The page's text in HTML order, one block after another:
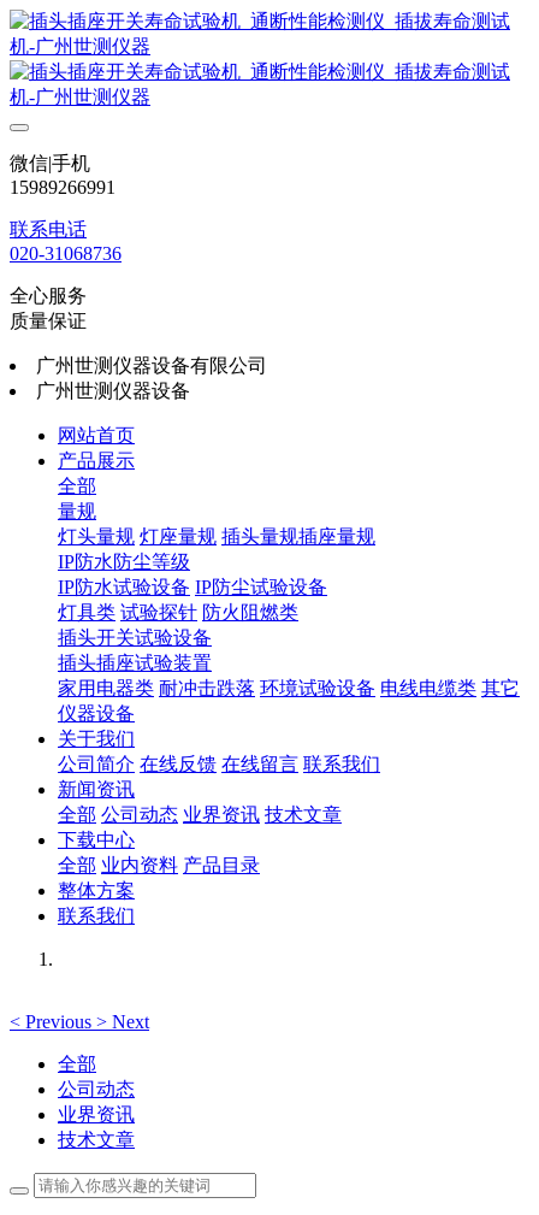
微信|手机
15989266991
联系电话
020-31068736
全心服务
质量保证
广州世测仪器设备有限公司
广州世测仪器设备
网站首页
产品展示
全部
量规
灯头量规 灯座量规 插头量规插座量规
IP防水防尘等级
IP防水试验设备 IP防尘试验设备
灯具类 试验探针 防火阻燃类
插头开关试验设备
插头插座试验装置
家用电器类 耐冲击跌落 环境试验设备 电线电缆类 其它
仪器设备
关于我们
公司简介 在线反馈 在线留言 联系我们
新闻资讯
全部 公司动态 业界资讯 技术文章
下载中心
全部 业内资料 产品目录
整体方案
联系我们
< Previous > Next
全部
公司动态
业界资讯
技术文章